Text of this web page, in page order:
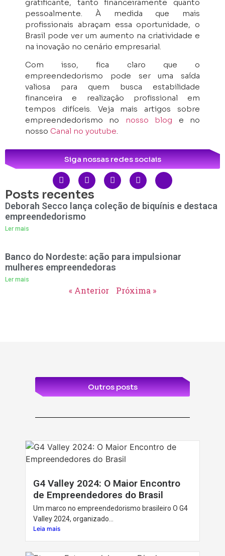
gratificante, tanto financeiramente quanto
pessoalmente. À medida que mais
profissionais abraçam essa oportunidade, o
Brasil pode ver um aumento na criatividade e
na inovação no cenário empresarial.
Com isso, fica claro que o
empreendedorismo pode ser uma saída
valiosa para quem busca estabilidade
financeira e realização profissional em
tempos difíceis. Veja mais artigos sobre
empreendedorismo no nosso blog e no
nosso Canal no youtube.
Siga nossas redes sociais
Posts recentes
Deborah Secco lança coleção de biquínis e destaca
empreendedorismo
Ler mais
Banco do Nordeste: ação para impulsionar
mulheres empreendedoras
Ler mais
« Anterior Próxima »
Outros posts
G4 Valley 2024: O Maior Encontro
de Empreendedores do Brasil
Um marco no empreendedorismo brasileiro O G4
Valley 2024, organizado...
Leia mais